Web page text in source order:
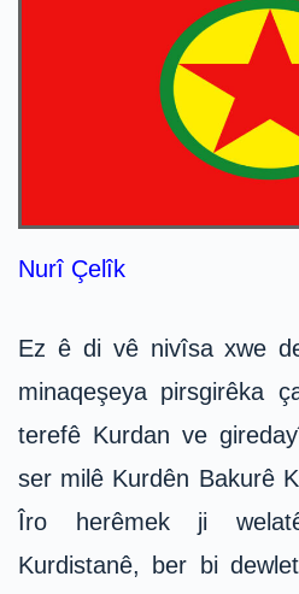
Nurî Çelîk
Ez ê di vê nivîsa xwe
minaqeşeya pirsgirêka
terefê Kurdan ve
ser milê Kurdên Bakurê
Îro herêmek ji
Kurdistanê, ber bi